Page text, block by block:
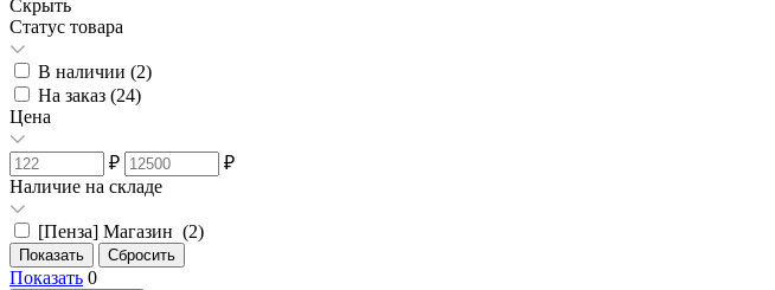
Скрыть
Статус товара
В наличии (2)
На заказ (24)
Цена
₽
₽
Наличие на складе
[Пенза] Магазин (2)
Показать 0